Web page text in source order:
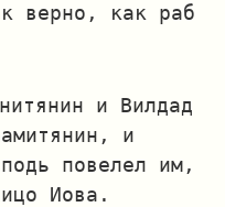
верно, как раб
и Вилдад
и
повелел им,
Иова.